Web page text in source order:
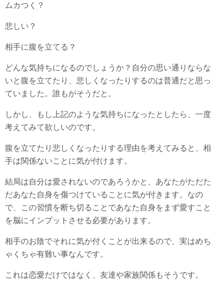
ムカつく？
悲しい？
相手に腹を立てる？
どんな気持ちになるのでしょうか？自分の思い通りならな
いと腹を立てたり、悲しくなったりするのは普通だと思っ
ていました。誰もがそうだと。
しかし、もし上記のような気持ちになったとしたら、一度
考えてみて欲しいのです。
腹を立てたり悲しくなったりする理由を考えてみると、相
手は関係ないことに気が付けます。
結局は自分は愛されないのであろうかと、あなたがただた
だあなた自身を傷つけていることに気が付きます。なの
で、この習慣を断ち切ることであなた自身をまず愛すこと
を脳にインプットさせる必要があります。
相手のお陰でそれに気が付くことが出来るので、実はめち
ゃくちゃ有難い事なんです。
これは恋愛だけではなく、友達や家族関係もそうです。